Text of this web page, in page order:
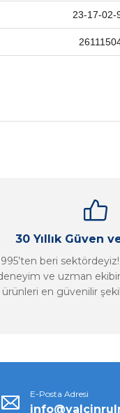
23-17-02-
30 Yıllık Güven
beri sektördeyiz!
ve uzman
ürünleri en güvenilir
E-Posta Adresi